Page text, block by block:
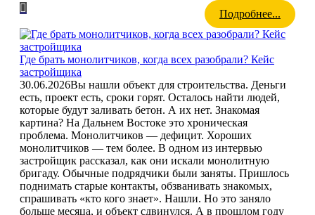
Подробнее...
Где брать монолитчиков, когда всех разобрали? Кейс
застройщика
30.06.2026Вы нашли объект для строительства. Деньги
есть, проект есть, сроки горят. Осталось найти людей,
которые будут заливать бетон. А их нет. Знакомая
картина? На Дальнем Востоке это хроническая
проблема. Монолитчиков — дефицит. Хороших
монолитчиков — тем более. В одном из интервью
застройщик рассказал, как они искали монолитную
бригаду. Обычные подрядчики были заняты. Пришлось
поднимать старые контакты, обзванивать знакомых,
спрашивать «кто кого знает». Нашли. Но это заняло
больше месяца, и объект сдвинулся. А в прошлом году